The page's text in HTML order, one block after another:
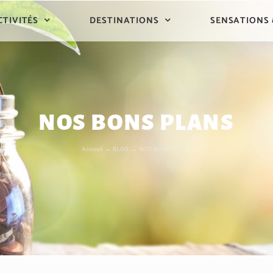
DESTINATIONS SENSATIONS
NOS BONS PLANS
Accueil BLOG NOS BONS PLANS